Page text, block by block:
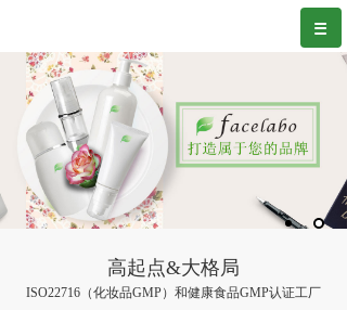
高起点&大格局
ISO22716（化妆品GMP）和健康食品GMP认证工厂